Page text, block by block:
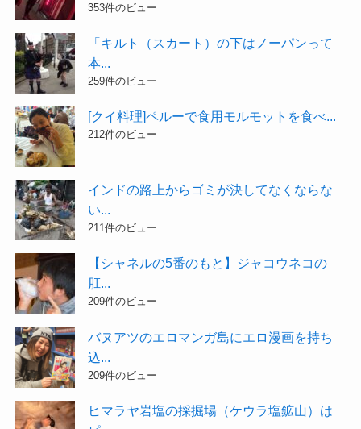
353件のビュー
「キルト（スカート）の下はノーパンって
本...
259件のビュー
[クイ料理]ペルーで食用モルモットを食べ...
212件のビュー
インドの路上からゴミが決してなくならな
い...
211件のビュー
【シャネルの5番のもと】ジャコウネコの
肛...
209件のビュー
バヌアツのエロマンガ島にエロ漫画を持ち
込...
209件のビュー
ヒマラヤ岩塩の採掘場（ケウラ塩鉱山）は